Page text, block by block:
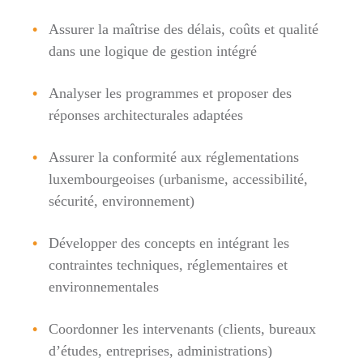
Assurer la maîtrise des délais, coûts et qualité
dans une logique de gestion intégré
Analyser les programmes et proposer des
réponses architecturales adaptées
Assurer la conformité aux réglementations
luxembourgeoises (urbanisme, accessibilité,
sécurité, environnement)
Développer des concepts en intégrant les
contraintes techniques, réglementaires et
environnementales
Coordonner les intervenants (clients, bureaux
d’études, entreprises, administrations)